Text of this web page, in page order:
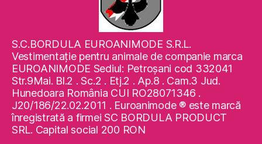
S.C.BORDULA EUROANIMODE S.R.L.
Vestimentaţie pentru animale de companie marca
EUROANIMODE Sediul: Petroşani cod 332041
Str.9Mai. Bl.2 . Sc.2 . Etj.2 . Ap.8 . Cam.3 Jud.
Hunedoara România CUI RO28071346 .
J20/186/22.02.2011 . Euroanimode ® este marcă
înregistrată a firmei SC BORDULA PRODUCT
SRL. Capital social 200 RON